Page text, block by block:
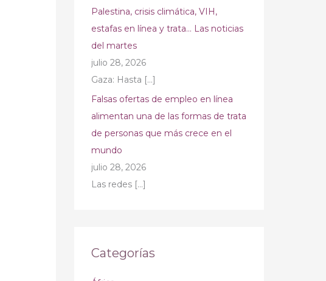
Palestina, crisis climática, VIH,
estafas en línea y trata… Las noticias
del martes
julio 28, 2026
Gaza: Hasta […]
Falsas ofertas de empleo en línea
alimentan una de las formas de trata
de personas que más crece en el
mundo
julio 28, 2026
Las redes […]
Categorías